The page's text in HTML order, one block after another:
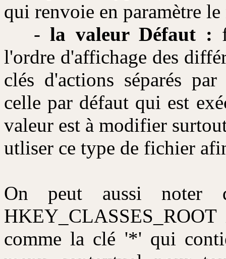
qui renvoie en paramètre
-la valeur Défaut :
l'ordre d'affichage des
clés d'actions séparés
celle par défaut qui est
valeur est à modifier
utliser ce type de fichier
On peut aussi noter
comme la clé '*' qui